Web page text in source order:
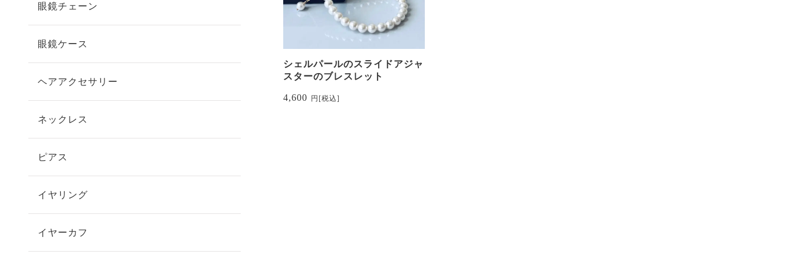
シェルパールのスライドアジャ
スターのブレスレット
4,600 円 [税込]
眼鏡チェーン
眼鏡ケース
ヘアアクセサリー
ネックレス
ピアス
イヤリング
イヤーカフ